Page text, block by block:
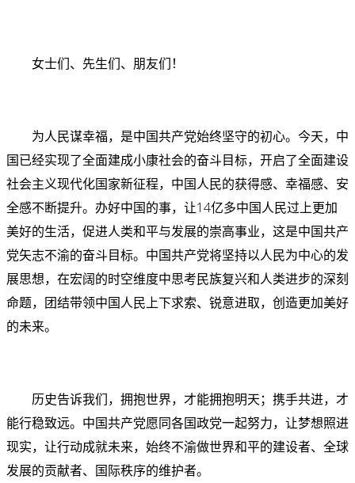
女士们、先生们、朋友们！
为人民谋幸福，是中国共产党始终坚守的初心。今天，中
国已经实现了全面建成小康社会的奋斗目标，开启了全面建设
社会主义现代化国家新征程，中国人民的获得感、幸福感、安
全感不断提升。办好中国的事，让14亿多中国人民过上更加
美好的生活，促进人类和平与发展的崇高事业，这是中国共产
党矢志不渝的奋斗目标。中国共产党将坚持以人民为中心的发
展思想，在宏阔的时空维度中思考民族复兴和人类进步的深刻
命题，团结带领中国人民上下求索、锐意进取，创造更加美好
的未来。
历史告诉我们，拥抱世界，才能拥抱明天；携手共进，才
能行稳致远。中国共产党愿同各国政党一起努力，让梦想照进
现实，让行动成就未来，始终不渝做世界和平的建设者、全球
发展的贡献者、国际秩序的维护者。